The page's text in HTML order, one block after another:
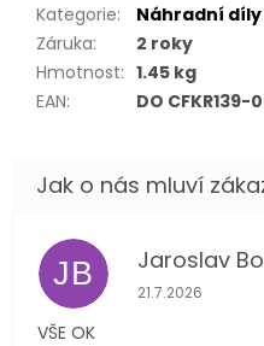
Kategorie:
Náhradní díly
Záruka:
2 roky
Hmotnost: 1.45 kg
EAN: DO CFKR139-
JB Jaroslav
Hodnocení
21.7.2026
VŠE OK